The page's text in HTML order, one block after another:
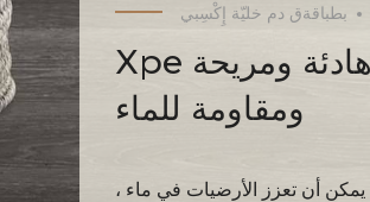
بطباقةق دم خليّة إِكْسِبي
Xpe رغوة السفلية – هادئة ومريحة
ومقاومة للماء
يمكن أن تعزز الأرضيات في ماء ،